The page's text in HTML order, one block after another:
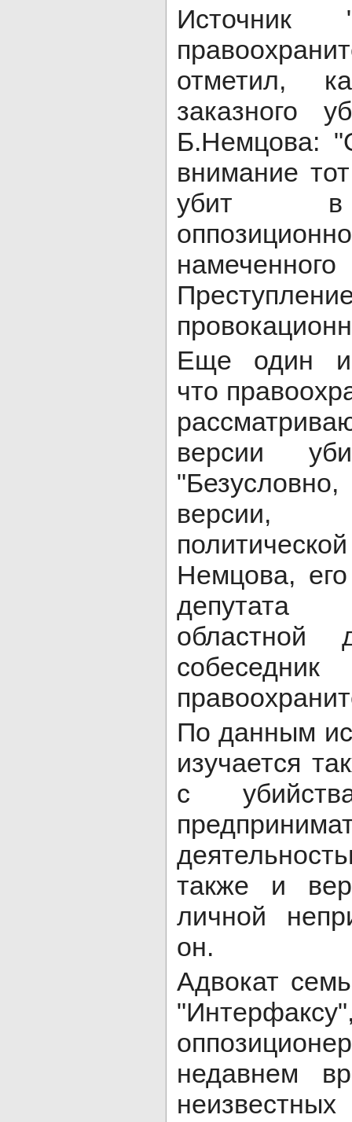
Источник
отметил,
заказного
Б.Немцова:
внимание
убит в
Еще один
что
версии
версии,
Немцова,
По данным
изучается
с
также и
личной
он.
Адвокат
недавнем